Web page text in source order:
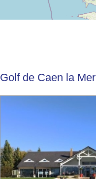
Golf de Caen la Mer